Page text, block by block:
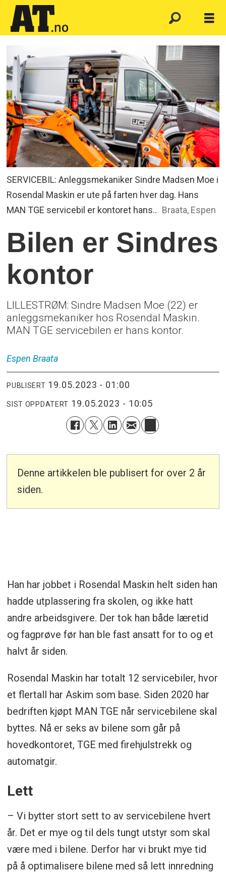
SERVICEBIL: Anleggsmekaniker Sindre Madsen Moe i
Rosendal Maskin er ute på farten hver dag. Hans
MAN TGE servicebil er kontoret hans.. Braata, Espen
Bilen er Sindres
kontor
LILLESTRØM: Sindre Madsen Moe (22) er
anleggsmekaniker hos Rosendal Maskin.
MAN TGE servicebilen er hans kontor.
Espen Braata
PUBLISERT 19.05.2023 - 01:00
SIST OPPDATERT 19.05.2023 - 10:05
Denne artikkelen ble publisert for over 2 år
siden.
Han har jobbet i Rosendal Maskin helt siden han
hadde utplassering fra skolen, og ikke hatt
andre arbeidsgivere. Der tok han både læretid
og fagprøve før han ble fast ansatt for to og et
halvt år siden.
Rosendal Maskin har totalt 12 servicebiler, hvor
et flertall har Askim som base. Siden 2020 har
bedriften kjøpt MAN TGE når servicebilene skal
byttes. Nå er seks av bilene som går på
hovedkontoret, TGE med firehjulstrekk og
automatgir.
Lett
– Vi bytter stort sett to av servicebilene hvert
år. Det er mye og til dels tungt utstyr som skal
være med i bilene. Derfor har vi brukt mye tid
på å optimalisere bilene med så lett innredning